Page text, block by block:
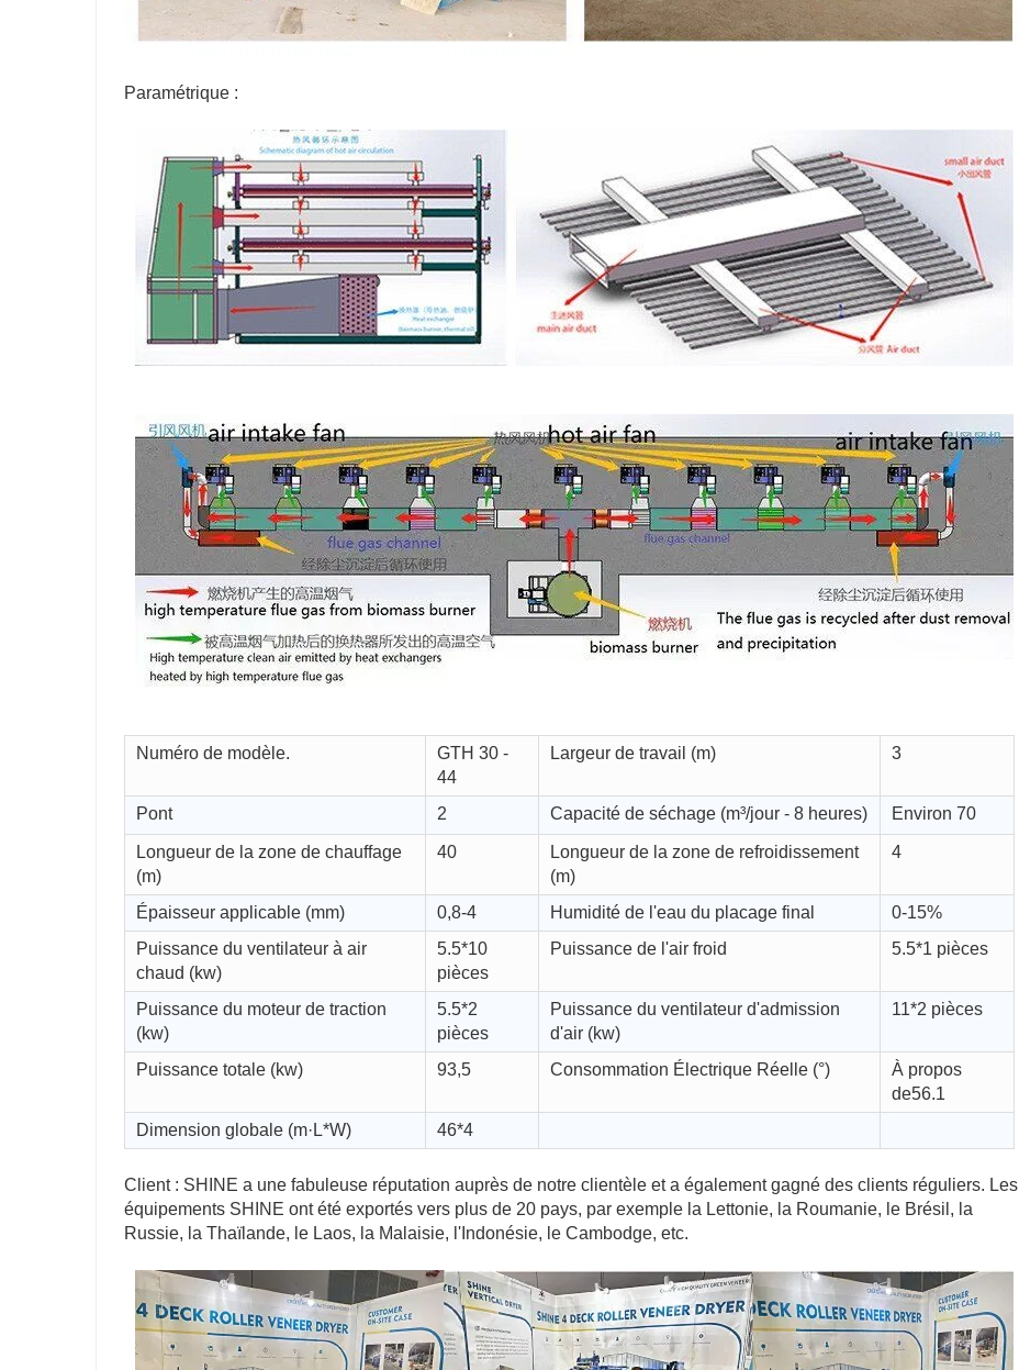
Paramétrique :
Numéro de modèle.
GTH 30 -
44
Largeur de travail (m) 3
Pont 2 Capacité de séchage (m³/jour - 8 heures) Environ 70
Longueur de la zone de chauffage
(m)
40
Longueur de la zone de refroidissement
(m)
4
Épaisseur applicable (mm) 0,8-4 Humidité de l'eau du placage final
0-15%
Puissance du ventilateur à air
chaud (kw)
5.5*10
pièces
Puissance de l'air froid 5.5*1 pièces
Puissance du moteur de traction
(kw)
5.5*2
pièces
Puissance du ventilateur d'admission
d'air (kw)
11*2 pièces
Puissance totale (kw) 93,5 Consommation Électrique Réelle (°)
À propos
de56.1
Dimension globale (m·L*W)
46*4
Client : SHINE a une fabuleuse réputation auprès de notre clientèle et a également gagné des clients réguliers. Les
équipements SHINE ont été exportés vers plus de 20 pays, par exemple la Lettonie, la Roumanie, le Brésil, la
Russie, la Thaïlande, le Laos, la Malaisie, l'Indonésie, le Cambodge, etc.